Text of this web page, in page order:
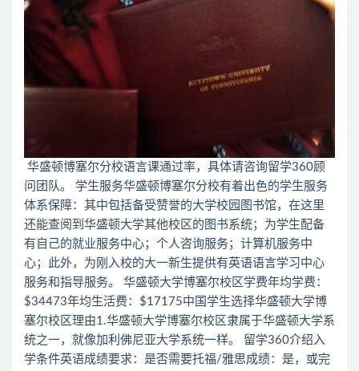
华盛顿博塞尔分校语言课通过率，具体请咨询留学360顾
问团队。 学生服务华盛顿博塞尔分校有着出色的学生服务
体系保障：其中包括备受赞誉的大学校园图书馆，在这里
还能查阅到华盛顿大学其他校区的图书系统；为学生配备
有自己的就业服务中心；个人咨询服务；计算机服务中
心；此外，为刚入校的大一新生提供有英语语言学习中心
服务和指导服务。 华盛顿大学博塞尔校区学费年均学费：
$34473年均生活费：$17175中国学生选择华盛顿大学博
塞尔校区理由1.华盛顿大学博塞尔校区隶属于华盛顿大学系
统之一，就像加利佛尼亚大学系统一样。 留学360介绍入
学条件英语成绩要求：是否需要托福/雅思成绩：是，或完